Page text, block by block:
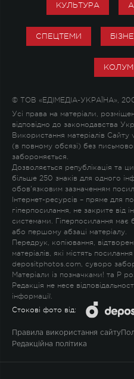
КУЛЬТУРА
СПЕЦТЕМИ
© ТОВ «ЕДІМЕДІА-УКРАЇНА»,
Усі права на матеріали,
відповідно до законодавства
Використання матеріалів Сайту
(в повному обсязі) без
забороняється.
Дозволяється републікація та
більше 250 знаків для одного
обов'язковим зазначенням
Інтернет-ресурсів – пряме для
гіперпосилання, не закрите від
системами. Гіперпосилання має
або першому абзаці матеріалу.
Передрук, копіювання,
матеріалів, які містять
depositphotos.com, суворо
Матеріали із позначками! та P
Редакція не несе
інформації.
Стокові фото від:
Правила використання сайту
Редакційна політика